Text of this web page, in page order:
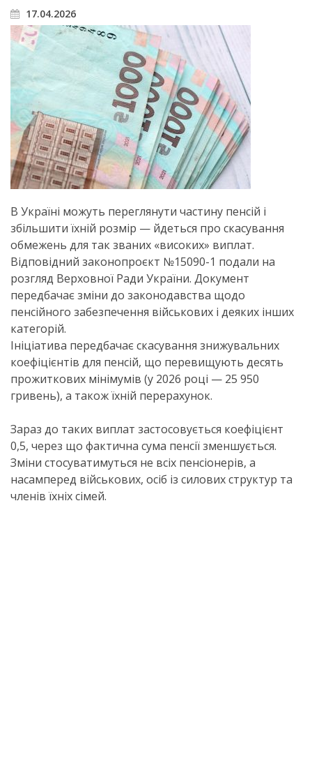
17.04.2026
В Україні можуть переглянути частину пенсій і
збільшити їхній розмір — йдеться про скасування
обмежень для так званих «високих» виплат.
Відповідний законопроєкт №15090-1 подали на
розгляд Верховної Ради України. Документ
передбачає зміни до законодавства щодо
пенсійного забезпечення військових і деяких інших
категорій.
Ініціатива передбачає скасування знижувальних
коефіцієнтів для пенсій, що перевищують десять
прожиткових мінімумів (у 2026 році — 25 950
гривень), а також їхній перерахунок.
Зараз до таких виплат застосовується коефіцієнт
0,5, через що фактична сума пенсії зменшується.
Зміни стосуватимуться не всіх пенсіонерів, а
насамперед військових, осіб із силових структур та
членів їхніх сімей.